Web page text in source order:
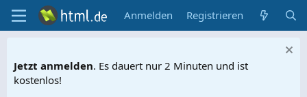
Anmelden Registrieren
Jetzt anmelden. Es dauert nur 2 Minuten und ist
kostenlos!